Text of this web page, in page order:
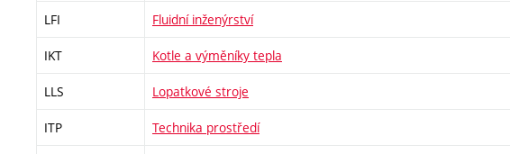
LFI Fluidní inženýrství
IKT Kotle a výměníky tepla
LLS Lopatkové stroje
ITP Technika prostředí